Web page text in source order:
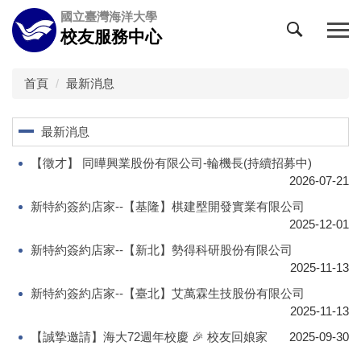
跳
到
主
區
國立臺灣海洋大學
校友服務中心
首頁 最新消息
最新消息
【徵才】 同曄興業股份有限公司-輪機長(持續招募中)
2026-07-21
新特約簽約店家--【基隆】棋建壂開發實業有限公司
2025-12-01
新特約簽約店家--【新北】勢得科研股份有限公司
2025-11-13
新特約簽約店家--【臺北】艾萬霖生技股份有限公司
2025-11-13
【誠摯邀請】海大72週年校慶 🎉 校友回娘家
2025-09-30